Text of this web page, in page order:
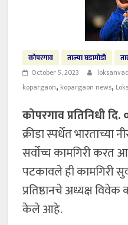
कोपरगाव ताज्या घडामोडी
October 5, 2023
loksanvad
kopargaon, kopargaon news,
कोपरगाव प्रतिनिधी दि.
क्रीडा स्पर्धेत भारताच्या
सर्वोच्च कामगिरी करत
पटकावले ही कामगिरी
प्रतिष्ठानचे अध्यक्ष
केले आहे.